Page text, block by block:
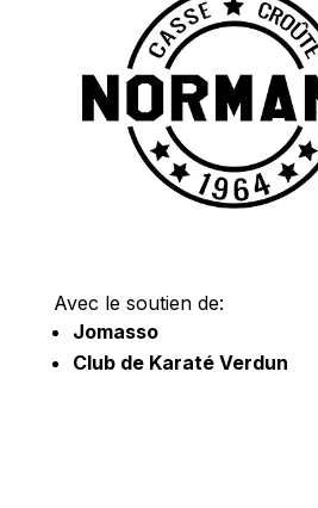
Avec le soutien de:
Jomasso
Club de Karaté Verdun